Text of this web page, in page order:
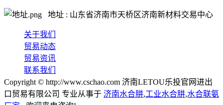
地址 : 山东省济南市天桥区济南新材料交易中心
关于我们
贸易动态
贸易资讯
联系我们
Copyright © http://www.cschao.com 济南LETOU乐投官网进出
口贸易有限公司 专业从事于 济南水合肼,工业水合肼,水合联氨